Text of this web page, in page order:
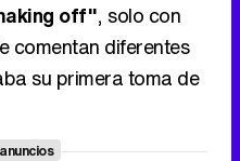
off", solo con
comentan diferentes
su primera toma de